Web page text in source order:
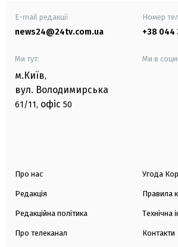
E-mail редакції
news24@24tv.com.ua
Номер
+38 044
Ми тут:
м.Київ,
вул. Володимирська
61/11, офіс 50
Ми в
Про нас
Редакція
Редакційна політика
Про телеканал
Угода
Правила
Технічна
Контакти